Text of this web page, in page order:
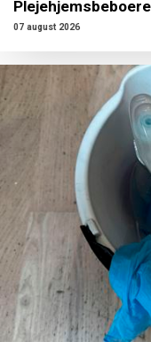
07 august 2026